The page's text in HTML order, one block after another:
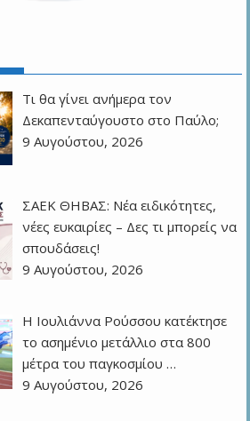
Τι θα γίνει ανήμερα τον
Δεκαπενταύγουστο στο Παύλο;
9 Αυγούστου, 2026
ΣΑΕΚ ΘΗΒΑΣ: Νέα ειδικότητες,
νέες ευκαιρίες – Δες τι μπορείς να
σπουδάσεις!
9 Αυγούστου, 2026
Η Ιουλιάννα Ρούσσου κατέκτησε
το ασημένιο μετάλλιο στα 800
μέτρα του παγκοσμίου …
9 Αυγούστου, 2026